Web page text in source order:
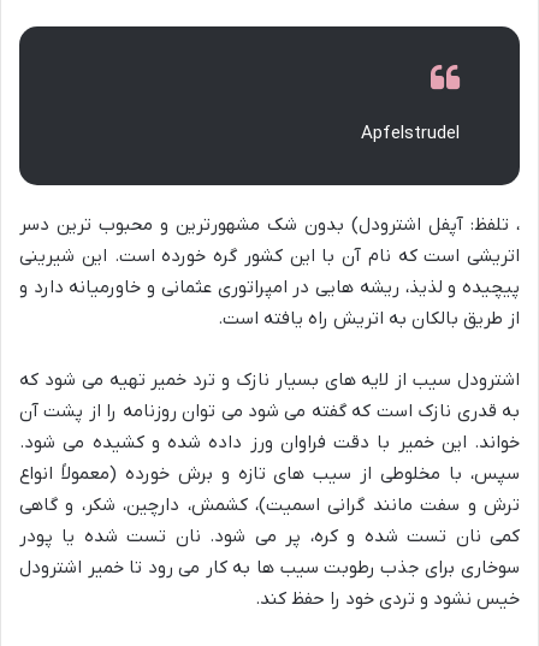
Apfelstrudel
، تلفظ: آپفل اشترودل) بدون شک مشهورترین و محبوب ترین دسر
اتریشی است که نام آن با این کشور گره خورده است. این شیرینی
پیچیده و لذیذ، ریشه هایی در امپراتوری عثمانی و خاورمیانه دارد و
از طریق بالکان به اتریش راه یافته است.
اشترودل سیب از لایه های بسیار نازک و ترد خمیر تهیه می شود که
به قدری نازک است که گفته می شود می توان روزنامه را از پشت آن
خواند. این خمیر با دقت فراوان ورز داده شده و کشیده می شود.
سپس، با مخلوطی از سیب های تازه و برش خورده (معمولاً انواع
ترش و سفت مانند گرانی اسمیت)، کشمش، دارچین، شکر، و گاهی
کمی نان تست شده و کره، پر می شود. نان تست شده یا پودر
سوخاری برای جذب رطوبت سیب ها به کار می رود تا خمیر اشترودل
خیس نشود و تردی خود را حفظ کند.